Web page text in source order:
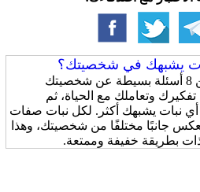
يشبهك في شخصيتك؟
أجب عن 8 أسئلة بسيطة عن شخصيتك
وتعاملك مع الحياة، ثم
نبات يشبهك أكثر. لكل نبات صفات
جانبًا مختلفًا من شخصيتك، وهذا
بطريقة خفيفة وممتعة.